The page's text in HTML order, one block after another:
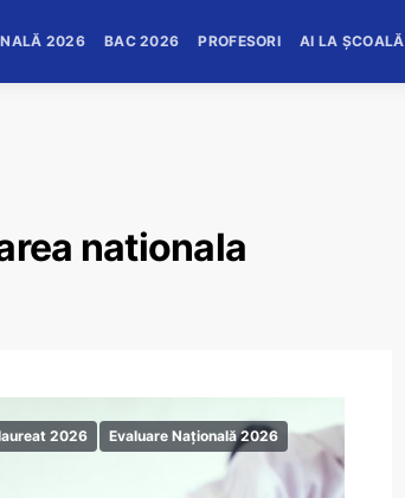
2026 BAC 2026 PROFESORI AI LA ȘCOALĂ
nationala
2026 Evaluare Națională 2026